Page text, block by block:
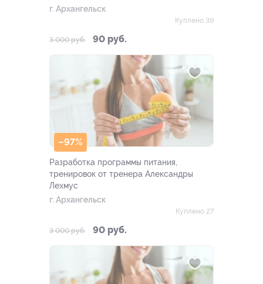
г. Архангельск
3 000 руб. 90 руб.
Куплено 39
–97%
Разработка программы питания,
тренировок от тренера Александры
Лехмус
г. Архангельск
3 000 руб. 90 руб.
Куплено 27